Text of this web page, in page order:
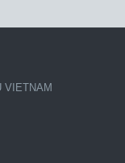
VIETNAM